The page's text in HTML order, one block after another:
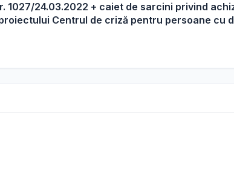
1027/24.03.2022 + caiet de sarcini privind
Centrul de criză pentru persoane cu